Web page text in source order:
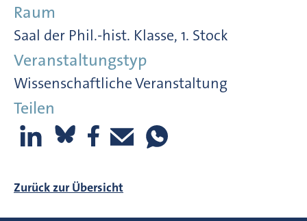
Raum
Saal der Phil.-hist. Klasse, 1. Stock
Veranstaltungstyp
Wissenschaftliche Veranstaltung
Teilen
Zurück zur Übersicht